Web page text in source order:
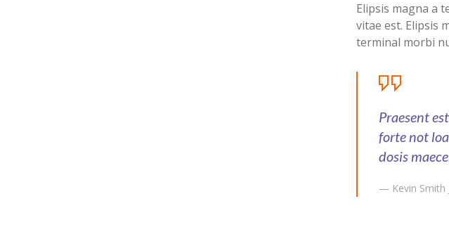
Elipsis magna a
vitae est. Elipsis
terminal morbi
Praesent
forte not
dosis
— Kevin Smith